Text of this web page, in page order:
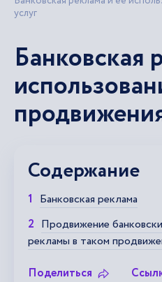
услуг
Банковская
Содержание
Банковская реклама
Продвижение
рекламы в таком
Поделиться